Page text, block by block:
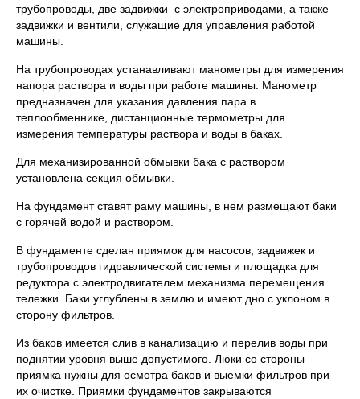
трубопроводы, две задвижки с электроприводами, а также
задвижки и вентили, служащие для управления работой
машины.
На трубопроводах устанавливают манометры для измерения
напора раствора и воды при работе машины. Манометр
предназначен для указания давления пара в
теплообменнике, дистанционные термометры для
измерения температуры раствора и воды в баках.
Для механизированной обмывки бака с раствором
установлена секция обмывки.
На фундамент ставят раму машины, в нем размещают баки
с горячей водой и раствором.
В фундаменте сделан приямок для насосов, задвижек и
трубопроводов гидравлической системы и площадка для
редуктора с электродвигателем механизма перемещения
тележки. Баки углублены в землю и имеют дно с уклоном в
сторону фильтров.
Из баков имеется слив в канализацию и перелив воды при
поднятии уровня выше допустимого. Люки со стороны
приямка нужны для осмотра баков и выемки фильтров при
их очистке. Приямки фундаментов закрываются